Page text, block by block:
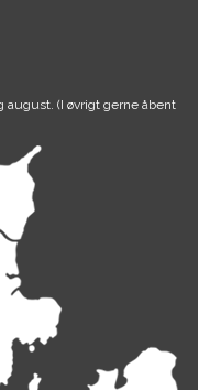
august. (I øvrigt gerne åbent